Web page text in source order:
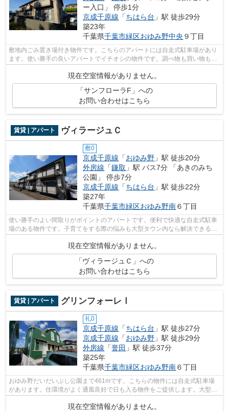
ー入口」 停歩1分
京成千原線 「ちはら台 」駅 徒歩29分
築23年
千葉県千葉市緑区おゆみ野中央 ９丁目
敷地内ごみ置き場付き物件です。こちらのアパートには自走式駐車場があり
ます。使い勝手の良いアパートでイチオシの物件です。調べ物も買い物もパ
ソコン一台で。インターネット有り物...
現在空室情報がありません。
「サンフローラF」への
お問い合わせはこちら
賃貸 | アパート ヴィラージュＣ
敷0
京成千原線 「おゆみ野 」駅 徒歩20分
外房線 「鎌取 」駅 バス7分 「あきのみち
公園」 停歩7分
京成千原線 「ちはら台 」駅 徒歩22分
築27年
千葉県千葉市緑区おゆみ野南６丁目
使い勝手のよい間取りがポイントのアパートです。便利で快適な自走式駐車
場のある物件です。子育てをする際の悩みも大型タウン内なら解決できるか
現在空室情報がありません。
「ヴィラージュＣ」への
お問い合わせはこちら
賃貸 | アパート グリンフォーレⅠ
礼0
京成千原線 「ちはら台 」駅 徒歩27分
京成千原線 「おゆみ野 」駅 徒歩29分
外房線 「誉田 」駅 徒歩37分
築25年
千葉県千葉市緑区おゆみ野南６丁目
おゆみ野だいだいぶし公園まで461mです。こちらの物件には自走式駐車場
があります。住環境がよく通風良好で日も入る物件をご提供します。大型タ
ウンの中に様々な施設が揃っているので...
現在空室情報がありません。